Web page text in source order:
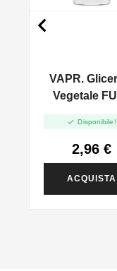
VAPR.
Vegetale
120ml
 Disponibile!
2,96 €
ACQUISTA
